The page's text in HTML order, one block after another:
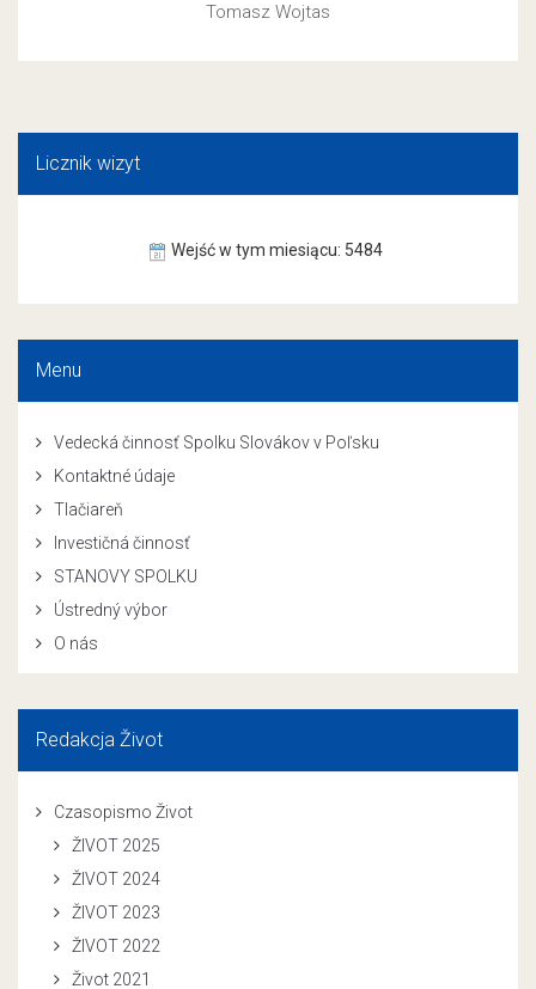
Tomasz Wojtas
Licznik wizyt
Wejść w tym miesiącu: 5484
Menu
Vedecká činnosť Spolku Slovákov v Poľsku
Kontaktné údaje
Tlačiareň
Investičná činnosť
STANOVY SPOLKU
Ústredný výbor
O nás
Redakcja Život
Czasopismo Život
ŽIVOT 2025
ŽIVOT 2024
ŽIVOT 2023
ŽIVOT 2022
Život 2021